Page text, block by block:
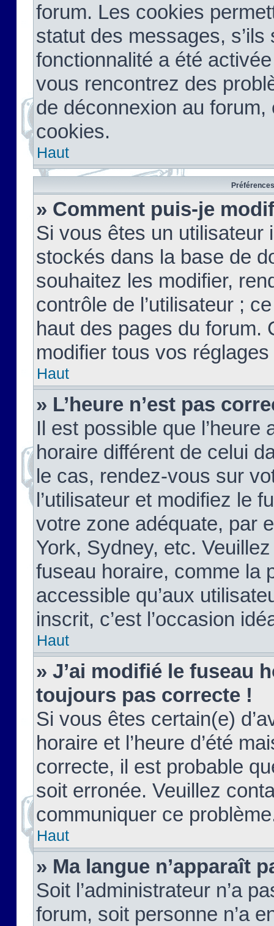
forum. Les cookies
statut des messages,
fonctionnalité a été
vous rencontrez des
de déconnexion au
cookies.
Haut
» Comment puis-je
Si vous êtes un
stockés dans la base de
souhaitez les modifier,
contrôle de l’utilisateur ;
haut des pages du forum.
modifier tous vos
Haut
» L’heure n’est pas
Il est possible que
horaire différent de celui
le cas, rendez-vous sur
l’utilisateur et modifiez le
votre zone adéquate, par
York, Sydney, etc.
fuseau horaire, comme la
accessible qu’aux
inscrit, c’est l’occasion
Haut
» J’ai modifié le fuseau
toujours pas correcte !
Si vous êtes certain(e)
horaire et l’heure d’été
correcte, il est probable
soit erronée. Veuillez
communiquer ce
Haut
» Ma langue n’apparaît
Soit l’administrateur n’a
forum, soit personne n’a